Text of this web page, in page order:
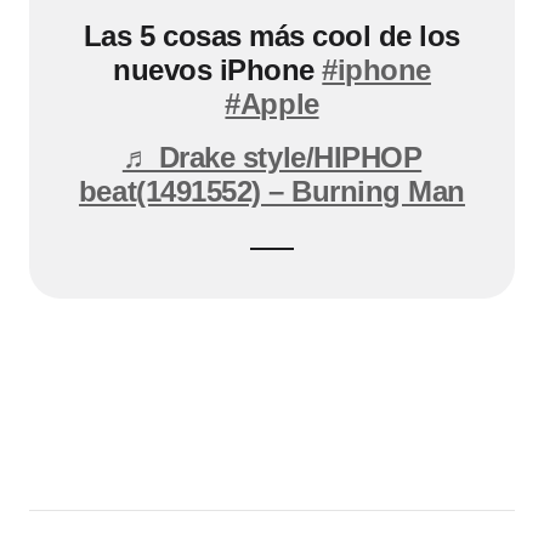
Las 5 cosas más cool de los
nuevos iPhone#iphone
#Apple
♬ Drake style/HIPHOP
beat(1491552) – Burning Man